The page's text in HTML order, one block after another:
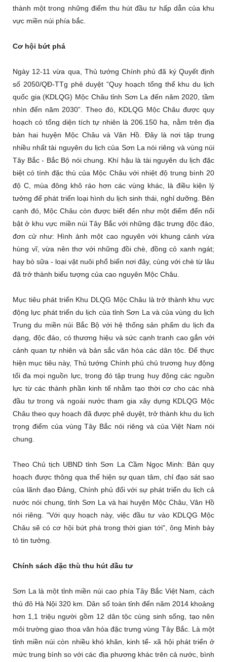
thành một trong những điểm thu hút đầu tư hấp dẫn của khu
vực miền núi phía bắc.
Cơ hội bứt phá
Ngày 12-11 vừa qua, Thủ tướng Chính phủ đã ký Quyết định
số 2050/QĐ-TTg phê duyệt “Quy hoạch tổng thể khu du lịch
quốc gia (KDLQG) Mộc Châu tỉnh Sơn La đến năm 2020, tầm
nhìn đến năm 2030”. Theo đó, KDLQG Mộc Châu được quy
hoạch có tổng diện tích tự nhiên là 206.150 ha, nằm trên địa
bàn hai huyện Mộc Châu và Vân Hồ. Đây là nơi tập trung
nhiều nhất tài nguyên du lịch của Sơn La nói riêng và vùng núi
Tây Bắc - Bắc Bộ nói chung. Khí hậu là tài nguyên du lịch đặc
biệt có tính đặc thù của Mộc Châu với nhiệt độ trung bình 20
độ C, mùa đông khô ráo hơn các vùng khác, là điều kiện lý
tưởng để phát triển loại hình du lịch sinh thái, nghỉ dưỡng. Bên
cạnh đó, Mộc Châu còn được biết đến như một điểm đến nổi
bật ở khu vực miền núi Tây Bắc với những đặc trưng độc đáo,
đơn cử như: Hình ảnh một cao nguyên với khung cảnh vừa
hùng vĩ, vừa nên thơ với những đồi chè, đồng cỏ xanh ngát;
hay bò sữa - loại vật nuôi phổ biến nơi đây, cùng với chè từ lâu
đã trở thành biểu tượng của cao nguyên Mộc Châu.
Mục tiêu phát triển Khu DLQG Mộc Châu là trở thành khu vực
động lực phát triển du lịch của tỉnh Sơn La và của vùng du lịch
Trung du miền núi Bắc Bộ với hệ thống sản phẩm du lịch đa
dạng, độc đáo, có thương hiệu và sức cạnh tranh cao gắn với
cảnh quan tự nhiên và bản sắc văn hóa các dân tộc. Để thực
hiện mục tiêu này, Thủ tướng Chính phủ chủ trương huy động
tối đa mọi nguồn lực, trong đó tập trung huy động các nguồn
lực từ các thành phần kinh tế nhằm tạo thời cơ cho các nhà
đầu tư trong và ngoài nước tham gia xây dựng KDLQG Mộc
Châu theo quy hoạch đã được phê duyệt, trở thành khu du lịch
trọng điểm của vùng Tây Bắc nói riêng và của Việt Nam nói
chung.
Theo Chủ tịch UBND tỉnh Sơn La Cầm Ngọc Minh: Bản quy
hoạch được thông qua thể hiện sự quan tâm, chỉ đạo sát sao
của lãnh đạo Đảng, Chính phủ đối với sự phát triển du lịch cả
nước nói chung, tỉnh Sơn La và hai huyện Mộc Châu, Vân Hồ
nói riêng. "Với quy hoạch này, việc đầu tư vào KDLQG Mộc
Châu sẽ có cơ hội bứt phá trong thời gian tới", ông Minh bày
tỏ tin tưởng.
Chính sách đặc thù thu hút đầu tư
Sơn La là một tỉnh miền núi cao phía Tây Bắc Việt Nam, cách
thủ đô Hà Nội 320 km. Dân số toàn tỉnh đến năm 2014 khoảng
hơn 1,1 triệu người gồm 12 dân tộc cùng sinh sống, tạo nên
môi trường giao thoa văn hóa đặc trưng vùng Tây Bắc. Là một
tỉnh miền núi còn nhiều khó khăn, kinh tế- xã hội phát triển ở
mức trung bình so với các địa phương khác trên cả nước, bình